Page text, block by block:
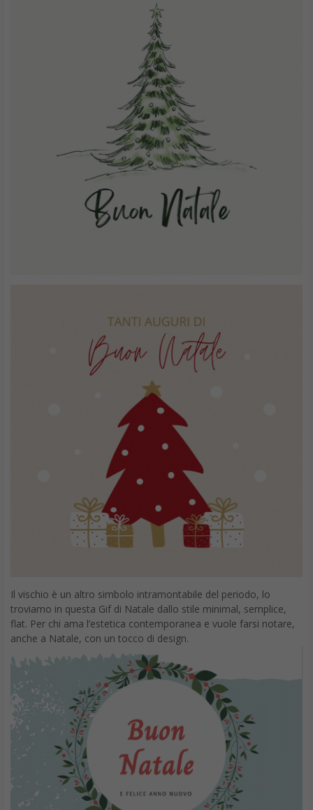
E piroettiamo con un Babbo Natale moderno pronto a lanciare
via GIPHY
Ehi ragazzi ci siamo anche noi a festeggiare!